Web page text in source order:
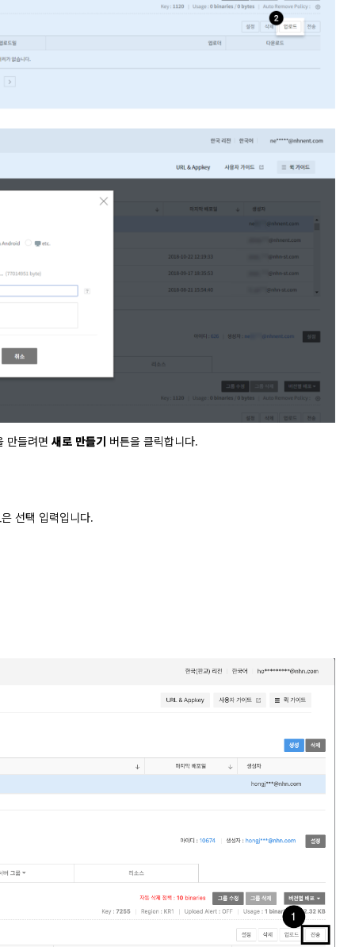
만들려면 새로 만들기 버튼을 클릭합니다.
선택 입력입니다.